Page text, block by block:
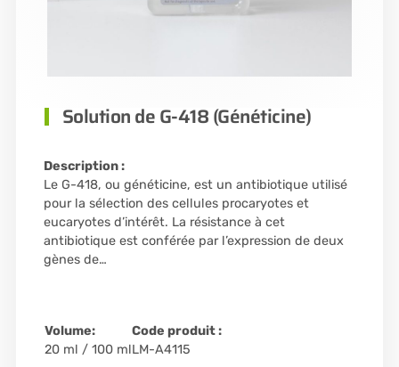
Solution de G-418 (Généticine)
Description :
Le G-418, ou généticine, est un antibiotique utilisé
pour la sélection des cellules procaryotes et
eucaryotes d’intérêt. La résistance à cet
antibiotique est conférée par l’expression de deux
gènes de…
Volume:
20 ml / 100 ml
Code produit :
LM-A4115